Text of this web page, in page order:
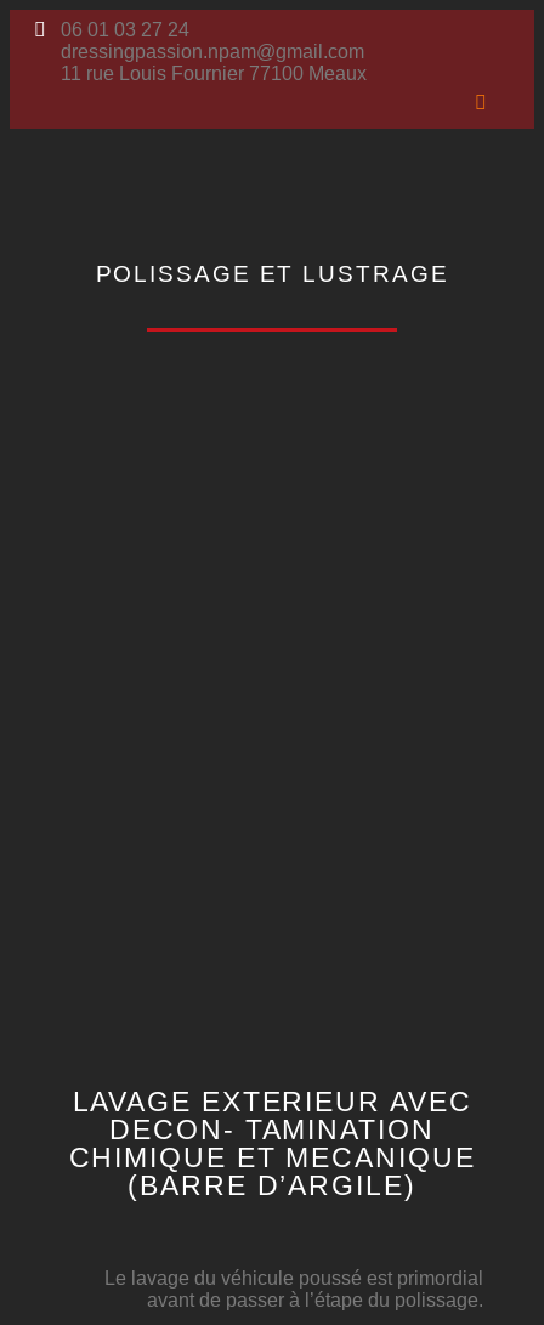
06 01 03 27 24
dressingpassion.npam@gmail.com
11 rue Louis Fournier 77100 Meaux
POLISSAGE ET LUSTRAGE
LAVAGE EXTERIEUR AVEC
DECON- TAMINATION
CHIMIQUE ET MECANIQUE
(BARRE D’ARGILE)
Le lavage du véhicule poussé est primordial
avant de passer à l’étape du polissage.